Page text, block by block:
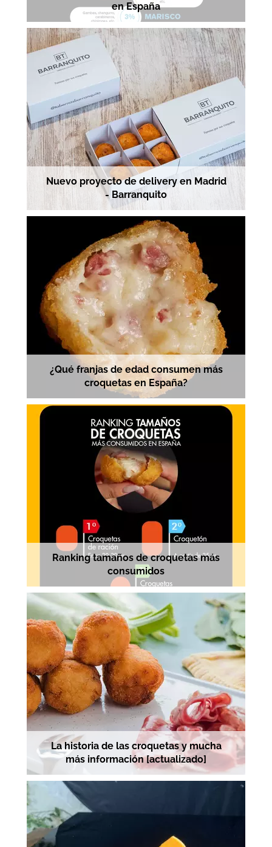
en España
Nuevo proyecto de delivery en Madrid
- Barranquito
¿Qué franjas de edad consumen más
croquetas en España?
Ranking tamaños de croquetas más
consumidos
La historia de las croquetas y mucha
más información [actualizado]